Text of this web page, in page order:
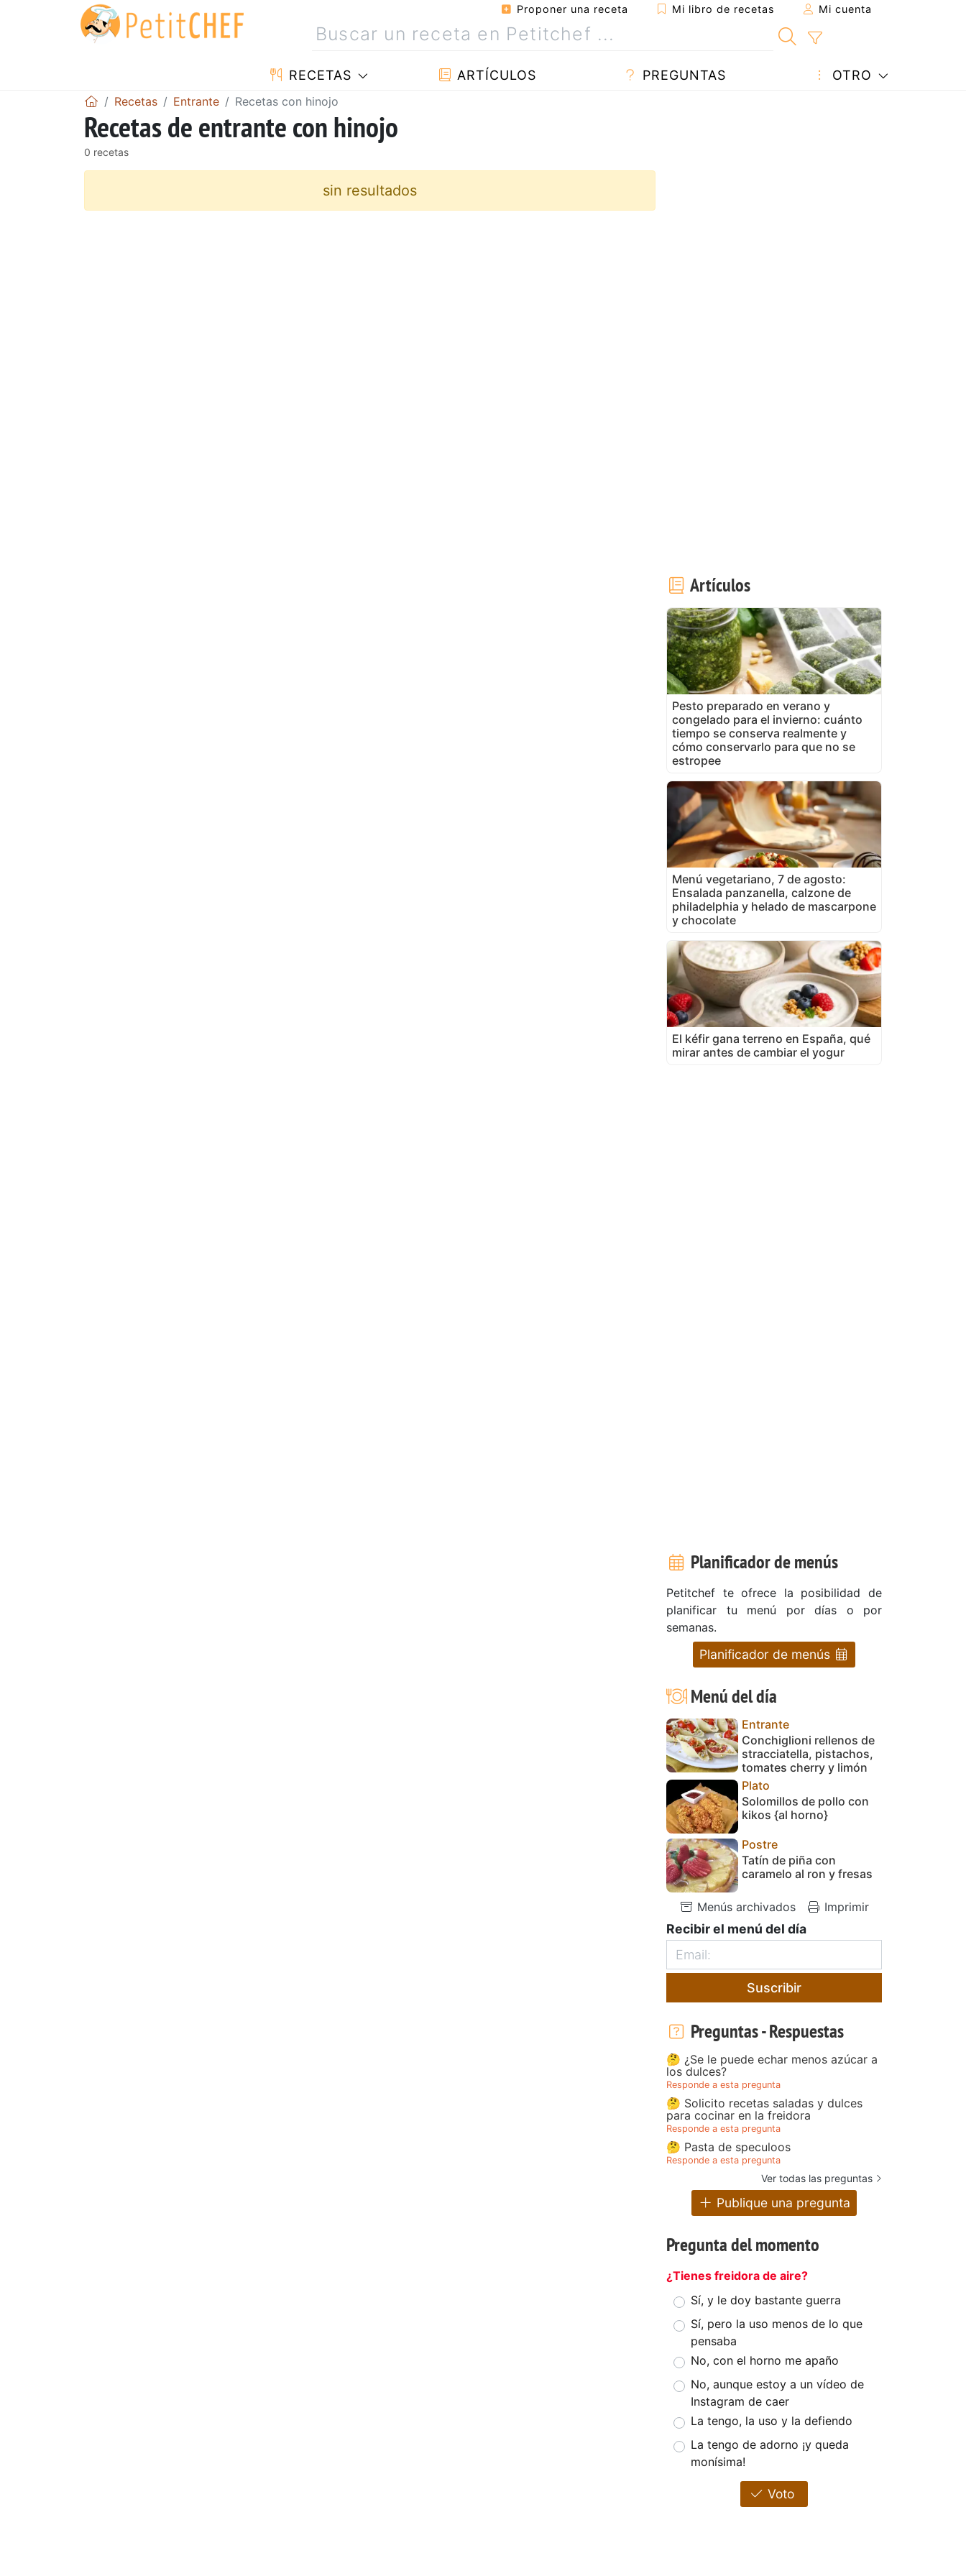
Proponer una receta Mi libro de recetas Mi cuenta
RECETAS ARTÍCULOS PREGUNTAS OTRO
Recetas Entrante Recetas con hinojo
Recetas de entrante con hinojo
0 recetas
sin resultados
Artículos
Pesto preparado en verano y
congelado para el invierno: cuánto
tiempo se conserva realmente y
cómo conservarlo para que no se
estropee
Menú vegetariano, 7 de agosto:
Ensalada panzanella, calzone de
philadelphia y helado de mascarpone
y chocolate
El kéfir gana terreno en España, qué
mirar antes de cambiar el yogur
Planificador de menús
Petitchef te ofrece la posibilidad de
planificar tu menú por días o por
semanas.
Planificador de menús
Menú del día
Entrante
Conchiglioni rellenos de
stracciatella, pistachos,
tomates cherry y limón
Plato
Solomillos de pollo con
kikos {al horno}
Postre
Tatín de piña con
caramelo al ron y fresas
Menús archivados Imprimir
Recibir el menú del día
Suscribir
Preguntas - Respuestas
🤔 ¿Se le puede echar menos azúcar a
los dulces?
Responde a esta pregunta
🤔 Solicito recetas saladas y dulces
para cocinar en la freidora
Responde a esta pregunta
🤔 Pasta de speculoos
Responde a esta pregunta
Ver todas las preguntas
Publique una pregunta
Pregunta del momento
¿Tienes freidora de aire?
Sí, y le doy bastante guerra
Sí, pero la uso menos de lo que
pensaba
No, con el horno me apaño
No, aunque estoy a un vídeo de
Instagram de caer
La tengo, la uso y la defiendo
La tengo de adorno ¡y queda
monísima!
Voto